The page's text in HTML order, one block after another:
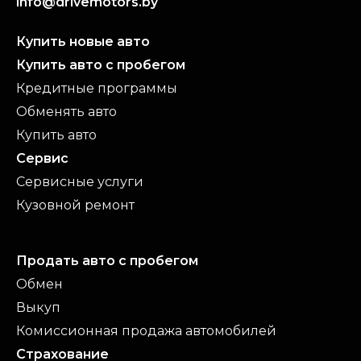
Купить новые авто
Купить авто с пробегом
Кредитные программы
Обменять авто
Купить авто
Сервис
Сервисные услуги
Кузовной ремонт
Продать авто с пробегом
Обмен
Выкуп
Комиссионная продажа автомобилей
Страхование